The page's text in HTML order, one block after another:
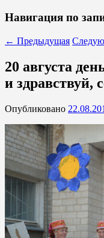
Навигация по
← Предыдущая
20 августа
и здравствуй,
Опубликовано